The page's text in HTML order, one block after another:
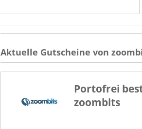
Aktuelle Gutscheine von
Portofrei
zoombits